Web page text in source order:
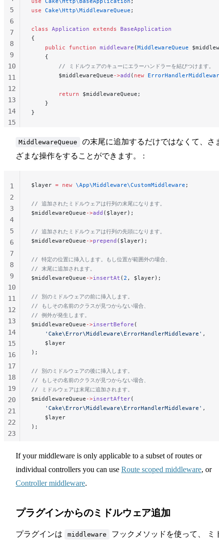
use Cake\Http\MiddlewareQueue ;
class Application extends BaseApplication
{
    public
function middleware (MiddlewareQueue
    {
        // ミドルウェアのキューにエラーハンドラーを結びつけます。
        $middlewareQueue
->add ( new
        return
$middlewareQueue;
    }
}
5
6
7
8
9
10
11
12
13
14
15
MiddlewareQueue
の末尾に追加するだけではなくて、さ
ざまな操作をすることができます。 :
$layer = new \App\Middleware\CustomMiddleware ;
// 追加されたミドルウェアは行列の末尾になります。
$middlewareQueue ->add ($layer);
// 追加されたミドルウェアは行列の先頭になります。
$middlewareQueue ->prepend ($layer);
// 特定の位置に挿入します。もし位置が範囲外の場合、
// 末尾に追加されます。
$middlewareQueue ->insertAt (2 , $layer);
// 別のミドルウェアの前に挿入します。
// もしその名前のクラスが見つからない場合、
// 例外が発生します。
$middlewareQueue ->insertBefore (
    'Cake\Error\Middleware\ErrorHandlerMiddleware'
,
    $layer
);
// 別のミドルウェアの後に挿入します。
// もしその名前のクラスが見つからない場合、
// ミドルウェアは末尾に追加されます。
$middlewareQueue ->insertAfter(
    'Cake\Error\Middleware\ErrorHandlerMiddleware'
,
    $layer
);
1
2
3
4
5
6
7
8
9
10
11
12
13
14
15
16
17
18
19
20
21
22
23
If your middleware is only applicable to a subset of routes or
individual controllers you can use Route scoped middleware, or
Controller middleware.
プラグインからのミドルウェア追加
プラグインは middleware
フックメソッドを使って、 ミ